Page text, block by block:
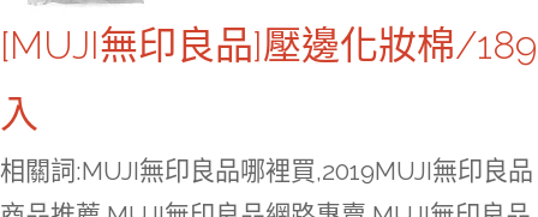
[MUJI無印良品]壓邊化妝棉/189
入
相關詞:MUJI無印良品哪裡買,2019MUJI無印良品